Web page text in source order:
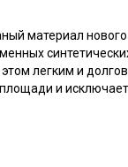
материал
легким и
и